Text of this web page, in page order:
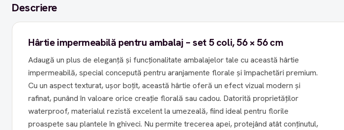
Descriere
Hârtie impermeabilă pentru ambalaj – set 5 coli, 56 × 56 cm
Adaugă un plus de eleganță și funcționalitate ambalajelor tale cu această hârtie
impermeabilă, special concepută pentru aranjamente florale și împachetări premium.
Cu un aspect texturat, ușor boțit, această hârtie oferă un efect vizual modern și
rafinat, punând în valoare orice creație florală sau cadou. Datorită proprietăților
waterproof, materialul rezistă excelent la umezeală, fiind ideal pentru florile
proaspete sau plantele în ghiveci. Nu permite trecerea apei, protejând atât conținutul,